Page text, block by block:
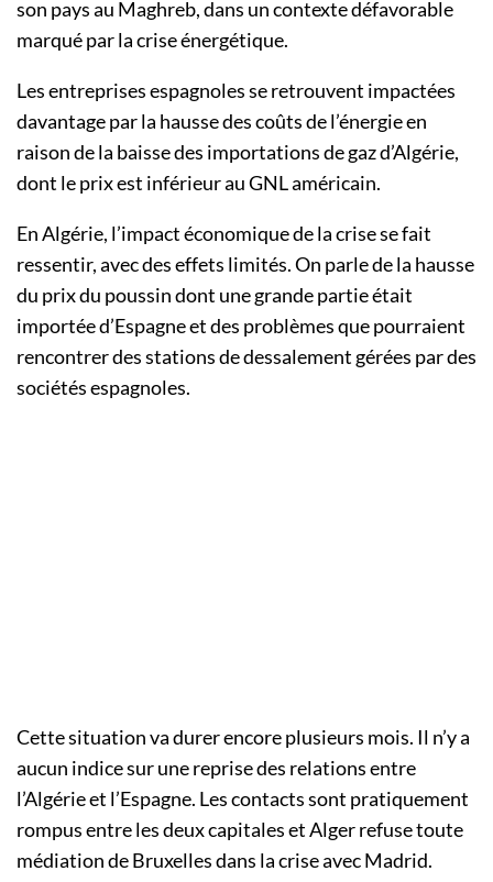
son pays au Maghreb, dans un contexte défavorable
marqué par la crise énergétique.
Les entreprises espagnoles se retrouvent impactées
davantage par la hausse des coûts de l’énergie en
raison de la baisse des importations de gaz d’Algérie,
dont le prix est inférieur au GNL américain.
En Algérie, l’impact économique de la crise se fait
ressentir, avec des effets limités. On parle de la hausse
du prix du poussin dont une grande partie était
importée d’Espagne et des problèmes que pourraient
rencontrer des stations de dessalement gérées par des
sociétés espagnoles.
Cette situation va durer encore plusieurs mois. Il n’y a
aucun indice sur une reprise des relations entre
l’Algérie et l’Espagne. Les contacts sont pratiquement
rompus entre les deux capitales et Alger refuse toute
médiation de Bruxelles dans la crise avec Madrid.